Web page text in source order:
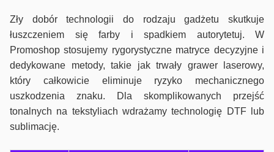
Zły dobór technologii do rodzaju gadżetu skutkuje
łuszczeniem się farby i spadkiem autorytetuj. W
Promoshop stosujemy rygorystyczne matryce decyzyjne i
dedykowane metody, takie jak trwały grawer laserowy,
który całkowicie eliminuje ryzyko mechanicznego
uszkodzenia znaku. Dla skomplikowanych przejść
tonalnych na tekstyliach wdrażamy technologię DTF lub
sublimację.